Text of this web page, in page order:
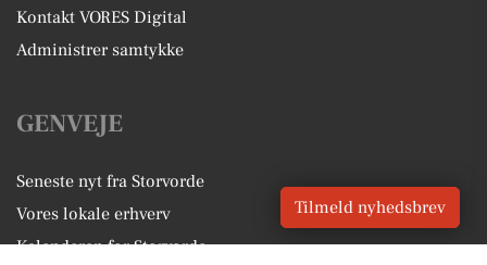
Kontakt VORES Digital
Administrer samtykke
GENVEJE
Seneste nyt fra Storvorde
Vores lokale erhverv
Kalenderen for Storvorde
Tilmeld nyhedsbrev